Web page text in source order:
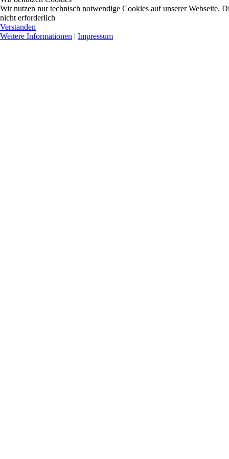
Wir nutzen nur technisch notwendige Cookies auf unserer Webseite.
nicht erforderlich
Verstanden
Weitere Informationen | Impressum